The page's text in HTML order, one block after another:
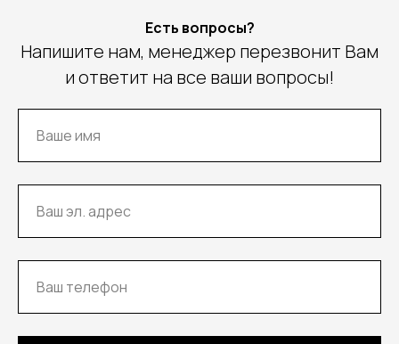
Есть вопросы?
Напишите нам, менеджер перезвонит Вам
и ответит на все ваши вопросы!